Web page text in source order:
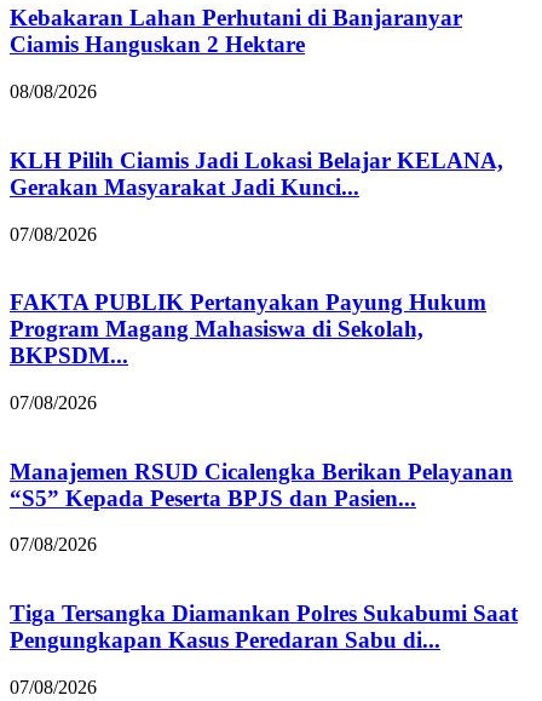
Kebakaran Lahan Perhutani di Banjaranyar
Ciamis Hanguskan 2 Hektare
08/08/2026
KLH Pilih Ciamis Jadi Lokasi Belajar KELANA,
Gerakan Masyarakat Jadi Kunci...
07/08/2026
FAKTA PUBLIK Pertanyakan Payung Hukum
Program Magang Mahasiswa di Sekolah,
BKPSDM...
07/08/2026
Manajemen RSUD Cicalengka Berikan Pelayanan
“S5” Kepada Peserta BPJS dan Pasien...
07/08/2026
Tiga Tersangka Diamankan Polres Sukabumi Saat
Pengungkapan Kasus Peredaran Sabu di...
07/08/2026